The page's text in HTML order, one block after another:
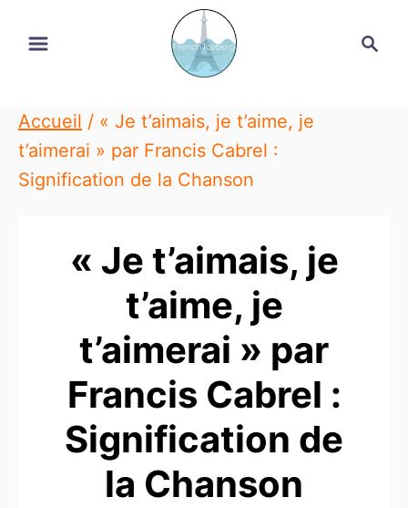
Search
Accueil / « Je t’aimais, je t’aime, je
t’aimerai » par Francis Cabrel :
Signification de la Chanson
« Je t’aimais, je
t’aime, je
t’aimerai » par
Francis Cabrel :
Signification de
la Chanson